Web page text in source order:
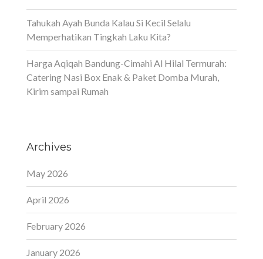
Tahukah Ayah Bunda Kalau Si Kecil Selalu
Memperhatikan Tingkah Laku Kita?
Harga Aqiqah Bandung-Cimahi Al Hilal Termurah:
Catering Nasi Box Enak & Paket Domba Murah,
Kirim sampai Rumah
Archives
May 2026
April 2026
February 2026
January 2026